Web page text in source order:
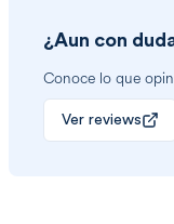
¿Aun con
Conoce lo que
Ver reviews